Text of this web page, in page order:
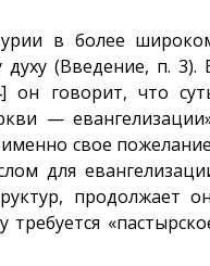
в более
(Введение, п. 3).
он говорит, что
—
свое
для
продолжает